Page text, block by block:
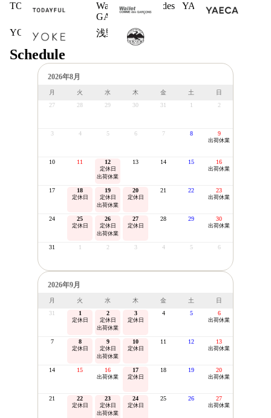
TODAYFUL
Wallet COMME des
GARCONS
YAECA
YOKE 浅野商店
Schedule
2026年8月
月 火 水 木 金 土
日
27
28 29 30 31 1 2
3 4 5 6 7 8 9
出荷休業
10 11 12
定休日
出荷休業
13 14 15 16
出荷休業
17 18
定休日
19
定休日
出荷休業
20
定休日
21 22 23
出荷休業
24 25
定休日
26
定休日
出荷休業
27
定休日
28 29 30
出荷休業
31 1 2 3 4 5 6
2026年9月
月 火 水 木 金 土
日
31
1
定休日
2
定休日
出荷休業
3
定休日
4 5 6
出荷休業
7 8
定休日
9
定休日
出荷休業
10
定休日
11 12 13
出荷休業
14 15 16
出荷休業
17
定休日
18 19 20
出荷休業
21 22
定休日
23
定休日
出荷休業
24
定休日
25 26 27
出荷休業